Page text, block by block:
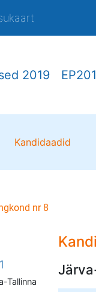
2019
Kandidaadid
nr 8
Tallinna